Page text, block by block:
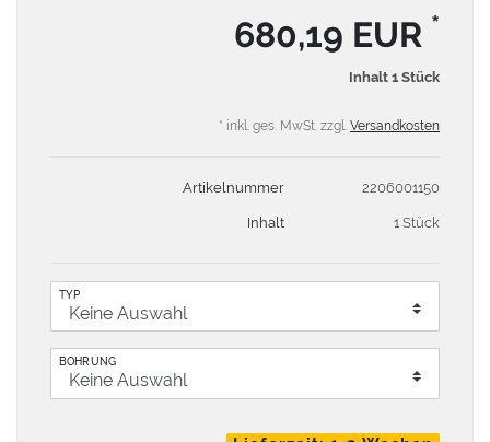
680,19 EUR *
Inhalt 1 Stück
* inkl. ges. MwSt. zzgl. Versandkosten
Artikelnummer 2206001150
Inhalt 1 Stück
TYP
BOHRUNG